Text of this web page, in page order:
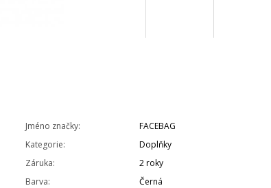
Jméno značky:
FACEBAG
Kategorie:
Doplňky
Záruka:
2 roky
Barva:
Černá